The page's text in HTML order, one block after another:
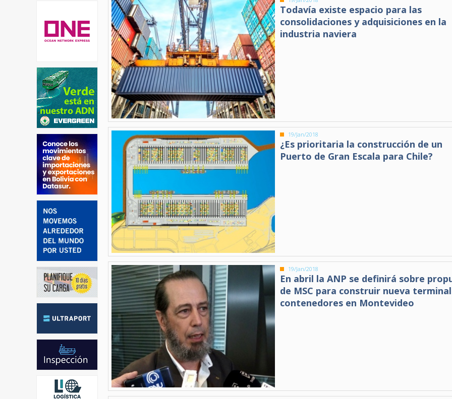
Todavía existe espacio para las
consolidaciones y adquisiciones en la
industria naviera
19/Jan/2018
¿Es prioritaria la construcción de un
Puerto de Gran Escala para Chile?
19/Jan/2018
En abril la ANP se definirá sobre
de MSC para construir nueva
contenedores en Montevideo